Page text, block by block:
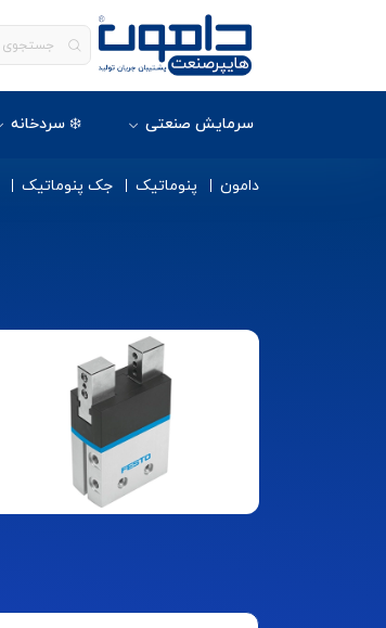
سرمایش صنعتی ❄️ سردخانه
دامون پنوماتیک جک پنوماتیک